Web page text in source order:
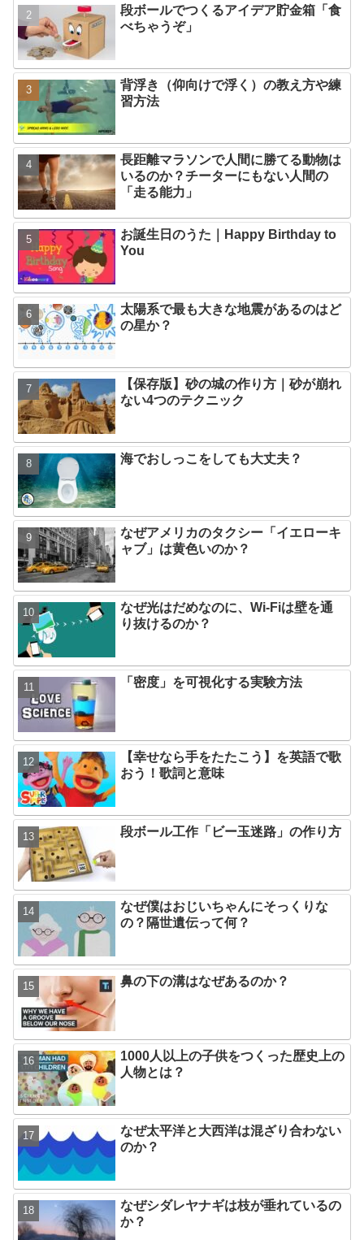
段ボールでつくるアイデア貯金箱「食
べちゃうぞ」
背浮き（仰向けで浮く）の教え方や練
習方法
長距離マラソンで人間に勝てる動物は
いるのか？チーターにもない人間の
「走る能力」
お誕生日のうた｜Happy Birthday to
You
太陽系で最も大きな地震があるのはど
の星か？
【保存版】砂の城の作り方｜砂が崩れ
ない4つのテクニック
海でおしっこをしても大丈夫？
なぜアメリカのタクシー「イエローキ
ャブ」は黄色いのか？
なぜ光はだめなのに、Wi-Fiは壁を通
り抜けるのか？
「密度」を可視化する実験方法
【幸せなら手をたたこう】を英語で歌
おう！歌詞と意味
段ボール工作「ビー玉迷路」の作り方
なぜ僕はおじいちゃんにそっくりな
の？隔世遺伝って何？
鼻の下の溝はなぜあるのか？
1000人以上の子供をつくった歴史上の
人物とは？
なぜ太平洋と大西洋は混ざり合わない
のか？
なぜシダレヤナギは枝が垂れているの
か？